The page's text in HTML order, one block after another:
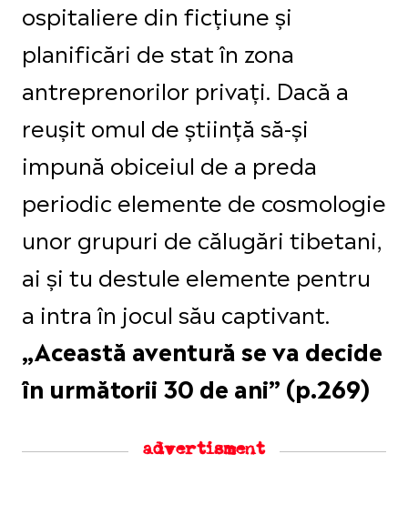
ospitaliere din ficțiune și
planificări de stat în zona
antreprenorilor privați. Dacă a
reușit omul de știință să-și
impună obiceiul de a preda
periodic elemente de cosmologie
unor grupuri de călugări tibetani,
ai și tu destule elemente pentru
a intra în jocul său captivant.
„Această aventură se va decide
în următorii 30 de ani” (p.269)
advertisment